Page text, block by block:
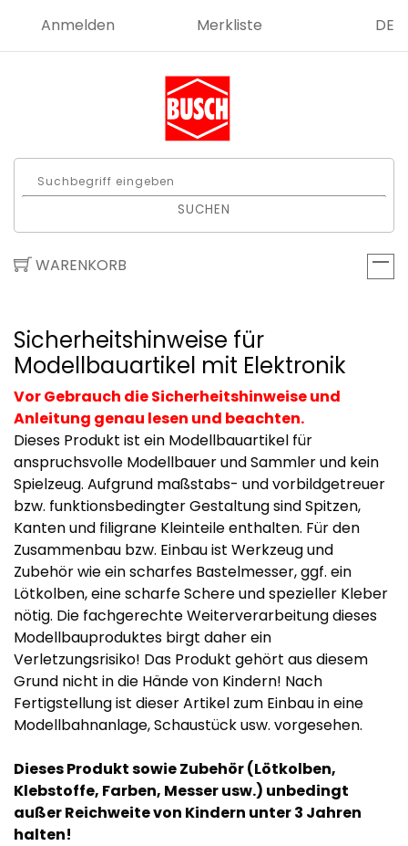
Anmelden Merkliste DE
SUCHEN
WARENKORB
Sicherheitshinweise für
Modellbauartikel mit Elektronik
Vor Gebrauch die Sicherheitshinweise und
Anleitung genau lesen und beachten.
Dieses Produkt ist ein Modellbauartikel für
anspruchsvolle Modellbauer und Sammler und kein
Spielzeug. Aufgrund maßstabs- und vorbildgetreuer
bzw. funktionsbedingter Gestaltung sind Spitzen,
Kanten und filigrane Kleinteile enthalten. Für den
Zusammenbau bzw. Einbau ist Werkzeug und
Zubehör wie ein scharfes Bastelmesser, ggf. ein
Lötkolben, eine scharfe Schere und spezieller Kleber
nötig. Die fachgerechte Weiterverarbeitung dieses
Modellbauproduktes birgt daher ein
Verletzungsrisiko! Das Produkt gehört aus diesem
Grund nicht in die Hände von Kindern! Nach
Fertigstellung ist dieser Artikel zum Einbau in eine
Modellbahnanlage, Schaustück usw. vorgesehen.
Dieses Produkt sowie Zubehör (Lötkolben,
Klebstoffe, Farben, Messer usw.) unbedingt
außer Reichweite von Kindern unter 3 Jahren
halten!